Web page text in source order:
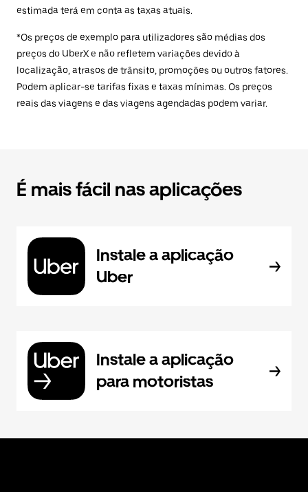
estimada terá em conta as taxas atuais.
*Os preços de exemplo para utilizadores são médias dos
preços do UberX e não refletem variações devido à
localização, atrasos de trânsito, promoções ou outros fatores.
Podem aplicar-se tarifas fixas e taxas mínimas. Os preços
reais das viagens e das viagens agendadas podem variar.
É mais fácil nas aplicações
Instale a aplicação
Uber
Instale a aplicação
para motoristas